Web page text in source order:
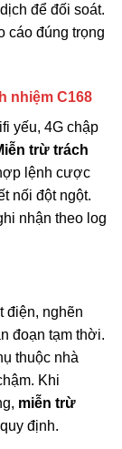
để đối soát.
cáo đúng trọng
nhiệm C168
yếu, 4G chập
trừ trách
lệnh cược
nối đột ngột.
nhận theo log
điện, nghẽn
đoạn tạm thời.
thuộc nhà
Khi
miễn trừ
định.